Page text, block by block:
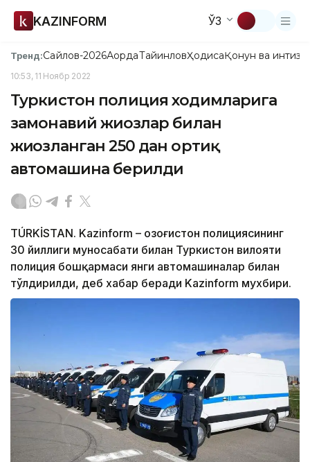
KAZINFORM ЎЗ
Тренд:Сайлов-2026АқордаТайинловҲодисаҚонун ва
10:53, 11 Ноябр 2022
Туркистон полиция ходимларига
замонавий жиҳозлар билан
жиҳозланган 250 дан ортиқ
автомашина берилди
TÚRKİSTAN. Kazinform – Қозоғистон полициясининг
30 йиллиги муносабати билан Туркистон вилояти
полиция бошқармаси янги автомашиналар билан
тўлдирилди, деб хабар беради Kazinform мухбири.